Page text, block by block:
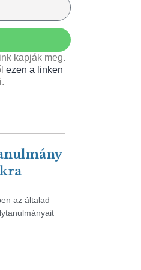
kapják meg.
ezen a linken
az általad